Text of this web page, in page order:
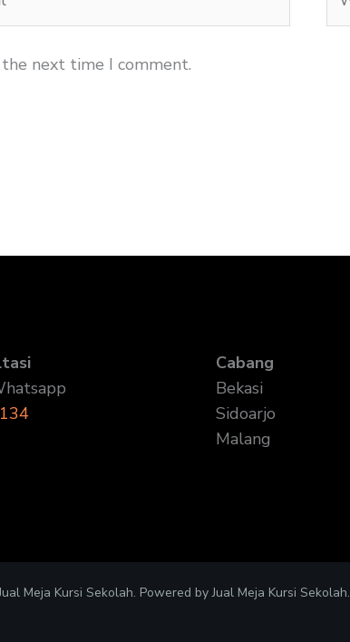
next time I comment.
Cabang
Bekasi
Sidoarjo
Malang
Meja Kursi Sekolah. Powered by Jual Meja Kursi Sekolah.